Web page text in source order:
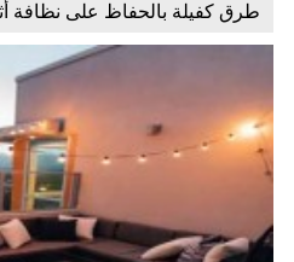
طرق كفيلة بالحفاظ على نظافة